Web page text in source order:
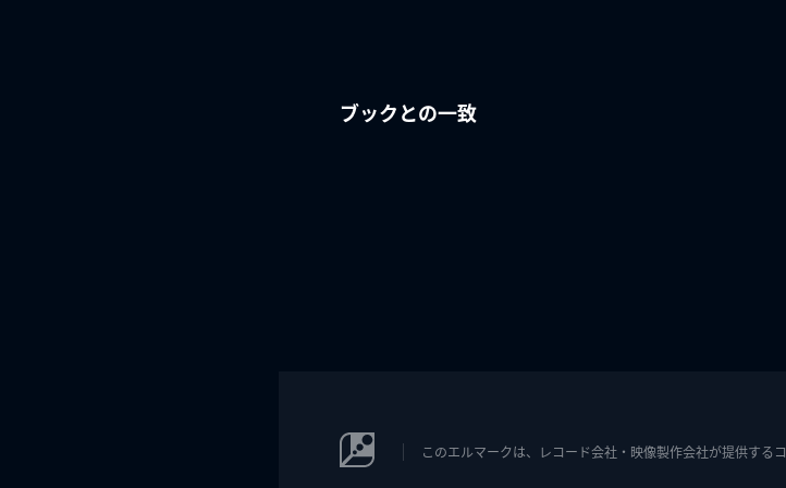
ブックとの一致
このエルマークは、レコード会社・映像製作会社が提供する